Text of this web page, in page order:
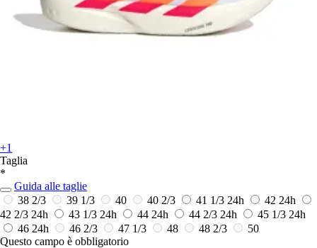
+1
Taglia
*
Guida alle taglie
38 2/3
39 1/3 40 40 2/3 41 1/3 24h 42 24h
42 2/3 24h 43 1/3 24h 44 24h 44 2/3 24h 45 1/3 24h
46 24h 46 2/3 47 1/3 48 48 2/3
50
Questo campo è obbligatorio